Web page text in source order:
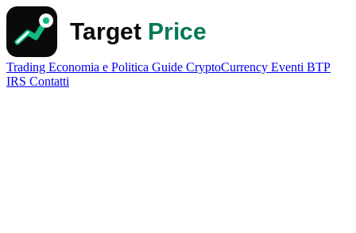
Trading Economia e Politica Guide CryptoCurrency Eventi BTP
IRS Contatti